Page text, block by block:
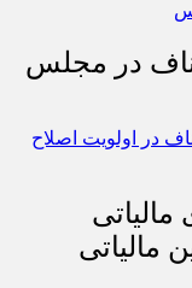
در مجلس
مالیاتی